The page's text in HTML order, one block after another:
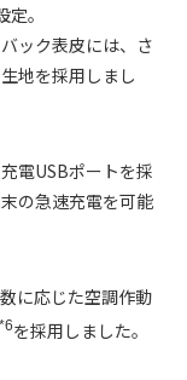
。
ック表皮には、さ
地を採用しまし
電USBポートを採
の急速充電を可能
に応じた空調作動
*6を採用しました。